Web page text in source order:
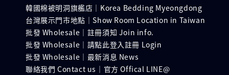
韓國棉被明洞旗艦店｜Korea Bedding Myeongdong
台灣展示門市地點｜Show Room Location in Taiwan
批發 Wholesale｜註冊須知 Join info.
批發 Wholesale｜請點此登入註冊 Login
批發 Wholesale｜最新消息 News
聯絡我們 Contact us｜官方 Offical LINE@